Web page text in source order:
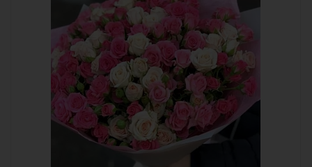
кремовый, нежный, разноцветный,
розовый
Описание
роза кустовая, лента, дизайнерская
упаковка